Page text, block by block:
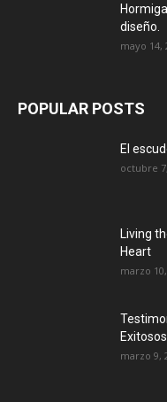
diseño.
mayo 14,
POPULAR POSTS
El
octubre
Living
Heart
marzo
Exitosos
marzo 9,